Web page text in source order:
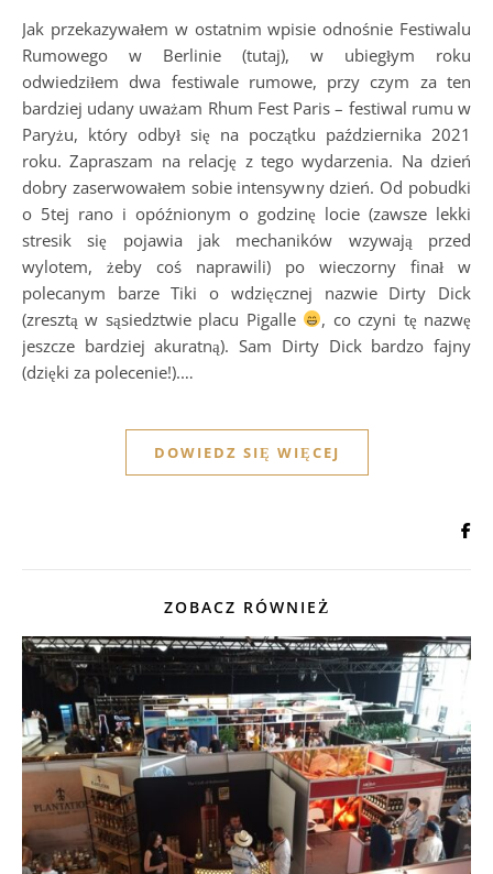
Jak przekazywałem w ostatnim wpisie odnośnie Festiwalu
Rumowego w Berlinie (tutaj), w ubiegłym roku
odwiedziłem dwa festiwale rumowe, przy czym za ten
bardziej udany uważam Rhum Fest Paris – festiwal rumu w
Paryżu, który odbył się na początku października 2021
roku. Zapraszam na relację z tego wydarzenia. Na dzień
dobry zaserwowałem sobie intensywny dzień. Od pobudki
o 5tej rano i opóźnionym o godzinę locie (zawsze lekki
stresik się pojawia jak mechaników wzywają przed
wylotem, żeby coś naprawili) po wieczorny finał w
polecanym barze Tiki o wdzięcznej nazwie Dirty Dick
(zresztą w sąsiedztwie placu Pigalle
, co czyni tę nazwę
jeszcze bardziej akuratną). Sam Dirty Dick bardzo fajny
(dzięki za polecenie!).…
DOWIEDZ SIĘ WIĘCEJ
ZOBACZ RÓWNIEŻ